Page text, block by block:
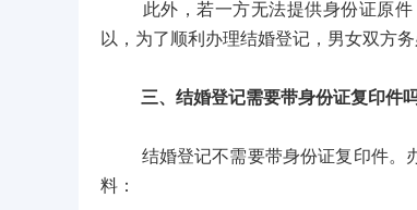
此外，若一方无法提供身份证原件
以，为了顺利办理结婚登记，男女双方
三、结婚登记需要带身份证复印件
结婚登记不需要带身份证复印件。办
料：